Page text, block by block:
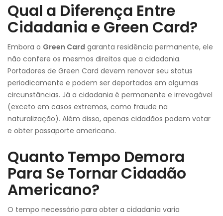
Qual a Diferença Entre
Cidadania e Green Card?
Embora o Green Card garanta residência permanente, ele
não confere os mesmos direitos que a cidadania.
Portadores de Green Card devem renovar seu status
periodicamente e podem ser deportados em algumas
circunstâncias. Já a cidadania é permanente e irrevogável
(exceto em casos extremos, como fraude na
naturalização). Além disso, apenas cidadãos podem votar
e obter passaporte americano.
Quanto Tempo Demora
Para Se Tornar Cidadão
Americano?
O tempo necessário para obter a cidadania varia